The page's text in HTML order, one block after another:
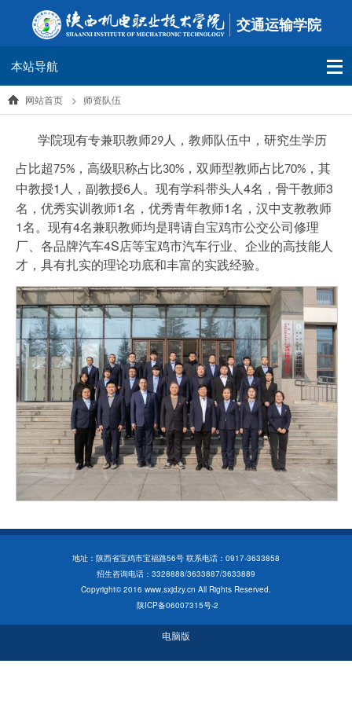
交通运输学院
本站导航
网站首页 > 师资队伍
学院现有专兼职教师29 人，教师队伍中，研究生学历
占比超 75% ，高级职称占比30% ，双师型教师占比70% ，其
中教授1人，副教授6人 。 现有学科带头人4名，骨干教师3
名，优秀实训教师1名，优秀青年教师1名，汉中支教教师
1名。现有4名兼职教师均是聘请自宝鸡市公交公司修理
厂、各品牌汽车4S店等宝鸡市汽车行业、企业的高技能人
才，具有扎实的理论功底和丰富的实践经验。
地址：陕西省宝鸡市宝福路56号 联系电话：0917-3633858
招生咨询电话：3328888/3633887/3633889
Copyright© 2016 www.sxjdzy.cn All Rights Reserved.
陕ICP备06007315号-2
电脑版